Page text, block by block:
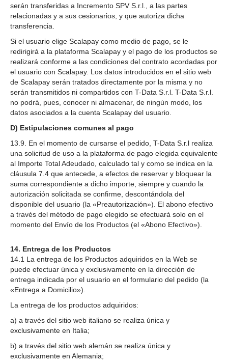
serán transferidas a Incremento SPV S.r.l., a las partes
relacionadas y a sus cesionarios, y que autoriza dicha
transferencia.
Si el usuario elige Scalapay como medio de pago, se le
redirigirá a la plataforma Scalapay y el pago de los productos se
realizará conforme a las condiciones del contrato acordadas por
el usuario con Scalapay. Los datos introducidos en el sitio web
de Scalapay serán tratados directamente por la misma y no
serán transmitidos ni compartidos con T-Data S.r.l. T-Data S.r.l.
no podrá, pues, conocer ni almacenar, de ningún modo, los
datos asociados a la cuenta Scalapay del usuario.
D) Estipulaciones comunes al pago
13.9. En el momento de cursarse el pedido, T-Data S.r.l realiza
una solicitud de uso a la plataforma de pago elegida equivalente
al Importe Total Adeudado, calculado tal y como se indica en la
cláusula 7.4 que antecede, a efectos de reservar y bloquear la
suma correspondiente a dicho importe, siempre y cuando la
autorización solicitada se confirme, descontándola del
disponible del usuario (la «Preautorización»). El abono efectivo
a través del método de pago elegido se efectuará solo en el
momento del Envío de los Productos (el «Abono Efectivo»).
14. Entrega de los Productos
14.1 La entrega de los Productos adquiridos en la Web se
puede efectuar única y exclusivamente en la dirección de
entrega indicada por el usuario en el formulario del pedido (la
«Entrega a Domicilio»).
La entrega de los productos adquiridos:
a) a través del sitio web italiano se realiza única y
exclusivamente en Italia;
b) a través del sitio web alemán se realiza única y
exclusivamente en Alemania;